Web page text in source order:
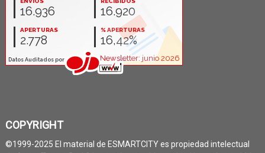
COPYRIGHT
©1999-2025 El material de ESMARTCITY es propiedad intelectual